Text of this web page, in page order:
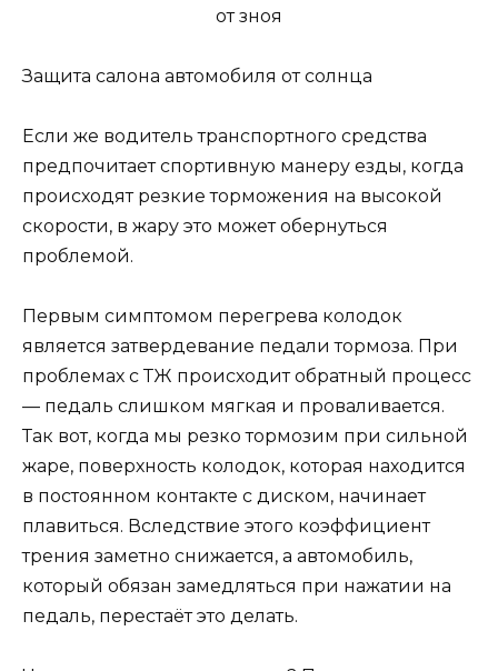
Защита салона автомобиля от солнца
Если же водитель транспортного средства
предпочитает спортивную манеру езды, когда
происходят резкие торможения на высокой
скорости, в жару это может обернуться
проблемой.
Первым симптомом перегрева колодок
является затвердевание педали тормоза. При
проблемах с ТЖ происходит обратный процесс
— педаль слишком мягкая и проваливается.
Так вот, когда мы резко тормозим при сильной
жаре, поверхность колодок, которая находится
в постоянном контакте с диском, начинает
плавиться. Вследствие этого коэффициент
трения заметно снижается, а автомобиль,
который обязан замедляться при нажатии на
педаль, перестаёт это делать.